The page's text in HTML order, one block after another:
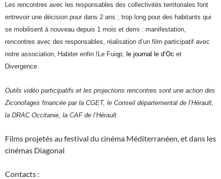
Les rencontres avec les responsables des collectivités territoriales font
entrevoir une décision pour dans 2 ans ; trop long pour des habitants qui
se mobilisent à nouveau depuis 1 mois et demi : manifestation,
rencontres avec des responsables, réalisation d’un film participatif avec
notre association, Habiter enfin !Le Fuiqp,
e journal le d‘Oc et
Divergence.
Outils vidéo participatifs et les projections rencontres sont une action des
Ziconofages financée par la CGET, le Conseil départemental de l’Hérault,
la DRAC Occitanie , la CAF de l’Hérault.
Films projetés au festival du cinéma Méditerranéen, et dans les
cinémas Diagonal
Contacts :